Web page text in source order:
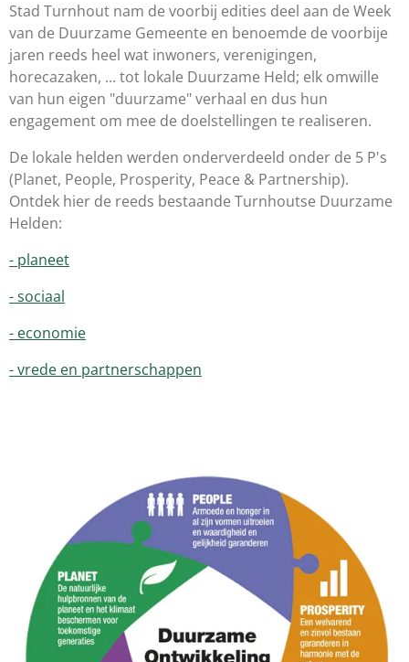
Stad Turnhout nam de voorbij edities deel aan de Week
van de Duurzame Gemeente en benoemde de voorbije
jaren reeds heel wat inwoners, verenigingen,
horecazaken, ... tot lokale Duurzame Held; elk omwille
van hun eigen "duurzame" verhaal en dus hun
engagement om mee de doelstellingen te realiseren.
De lokale helden werden onderverdeeld onder de 5 P's
(Planet, People, Prosperity, Peace & Partnership).
Ontdek hier de reeds bestaande Turnhoutse Duurzame
Helden:
- planeet
- sociaal
- economie
- vrede en partnerschappen